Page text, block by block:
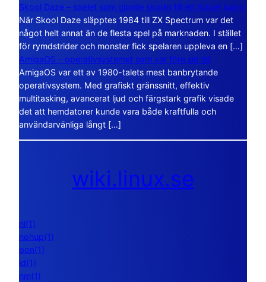
Skool Daze – spelet som gjorde skolan till ett öppet kaos
När Skool Daze släpptes 1984 till ZX Spectrum var det
något helt annat än de flesta spel på marknaden. I stället
för rymdstrider och monster fick spelaren uppleva en […]
AmigaOS – operativsystemet som var före sin tid
AmigaOS var ett av 1980-talets mest banbrytande
operativsystem. Med grafiskt gränssnitt, effektiv
multitasking, avancerat ljud och färgstark grafik visade
det att hemdatorer kunde vara både kraftfulla och
användarvänliga långt […]
wiki.linux.se
nl(1)
nohup(1)
pon(1)
ld(1)
nm(1)